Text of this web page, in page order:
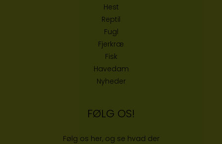
Hest
Reptil
Fugl
Fjerkræ
Fisk
Havedam
Nyheder
FØLG OS!
Følg os her, og se hvad der